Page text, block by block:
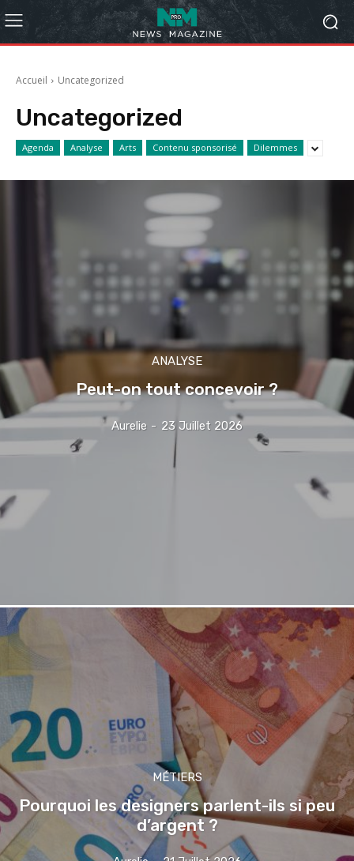
Accueil Uncategorized
Uncategorized
Agenda Analyse Arts Contenu sponsorisé Dilemmes
ANALYSE
Peut-on tout concevoir ?
Aurelie - 23 Juillet 2026
MÉTIERS
Pourquoi les designers parlent-ils si peu
d’argent ?